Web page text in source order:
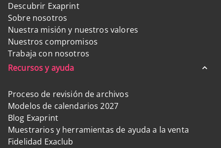
Descubrir Exaprint
Sobre nosotros
Nuestra misión y nuestros valores
Nuestros compromisos
Trabaja con nosotros
Recursos y ayuda
Proceso de revisión de archivos
Modelos de calendarios 2027
Blog Exaprint
Muestrarios y herramientas de ayuda a la venta
Fidelidad Exaclub